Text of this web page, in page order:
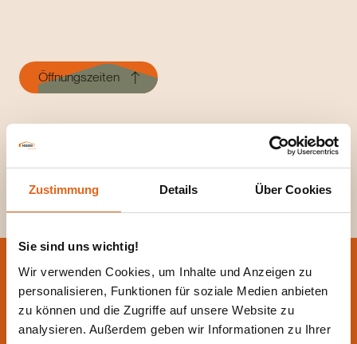
Zustimmung Details Über Cookies
Sie sind uns wichtig!
Wir verwenden Cookies, um Inhalte und Anzeigen zu
personalisieren, Funktionen für soziale Medien anbieten
zu können und die Zugriffe auf unsere Website zu
analysieren. Außerdem geben wir Informationen zu Ihrer
Öffnungszeiten
Für eine größere Darstellung, klicken Sie das Bild an!